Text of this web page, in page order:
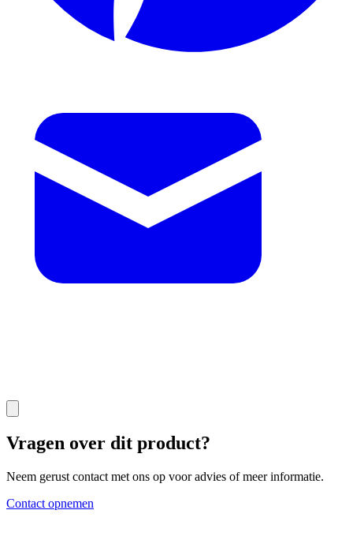
Vragen over dit product?
Neem gerust contact met ons op voor advies of meer informatie.
Contact opnemen